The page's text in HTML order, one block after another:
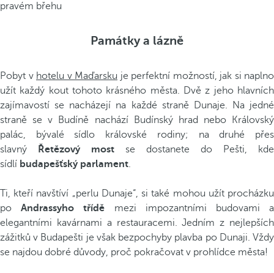
pravém břehu
Památky a lázně
Pobyt v hotelu v Maďarsku je perfektní možností, jak si naplno
užít každý kout tohoto krásného města. Dvě z jeho hlavních
zajímavostí se nacházejí na každé straně Dunaje. Na jedné
straně se v Budíně nachází Budínský hrad nebo Královský
palác, bývalé sídlo královské rodiny; na druhé přes
slavný
Řetězový most se dostanete do Pešti, kde
sídlí budapešťský parlament.
Ti, kteří navštíví „perlu Dunaje“, si také mohou užít procházku
poAndrassyho třídě mezi impozantními budovami a
elegantními kavárnami a restauracemi. Jedním z nejlepších
zážitků v Budapešti je však bezpochyby plavba po Dunaji. Vždy
se najdou dobré důvody, proč pokračovat v prohlídce města!